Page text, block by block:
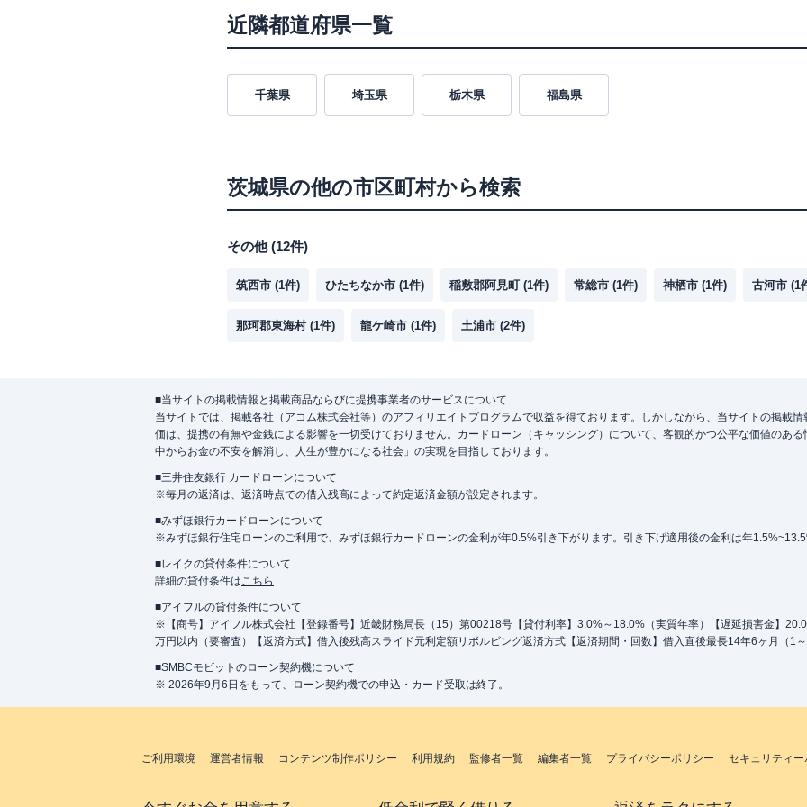
近隣都道府県一覧
千葉県 埼玉県 栃木県 福島県
茨城県の他の市区町村から検索
その他(12件)
筑西市 (1件) ひたちなか市 (1件) 稲敷郡阿見町 (1件) 常総市 (1件) 神栖市 (1件) 古河市 (1
那珂郡東海村(1件) 龍ケ崎市 (1件) 土浦市 (2件)
■当サイトの掲載情報と掲載商品ならびに提携事業者のサービスについて
当サイトでは、掲載各社（アコム株式会社等）のアフィリエイトプログラムで収益を得ております。しかしながら、当サイトの掲載
価は、提携の有無や金銭による影響を一切受けておりません。カードローン（キャッシング）について、客観的かつ公平な価値のあ
中からお金の不安を解消し、人生が豊かになる社会」の実現を目指しております。
■三井住友銀行 カードローンについて
※毎月の返済は、返済時点での借入残高によって約定返済金額が設定されます。
■みずほ銀行カードローンについて
※みずほ銀行住宅ローンのご利用で、みずほ銀行カードローンの金利が年0.5%引き下がります。引き下げ適用後の金利は年
■レイクの貸付条件について
詳細の貸付条件はこちら
■アイフルの貸付条件について
※【商号】アイフル株式会社【登録番号】近畿財務局長（15）第00218号【貸付利率】3.0%～18.0%（実質年率）【遅延損害金】
万円以内（要審査）【返済方式】借入後残高スライド元利定額リボルビング返済方式【返済期間・回数】借入直後最長14年6ヶ月（1
■SMBCモビットのローン契約機について
※ 2026年9月6日をもって、ローン契約機での申込・カード受取は終了。
ご利用環境 運営者情報 コンテンツ制作ポリシー 利用規約 監修者一覧 編集者一覧 プライバシーポリシー セキュリティー